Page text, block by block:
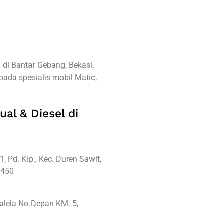
Bantar Gebang, Bekasi.
spesialis mobil Matic,
& Diesel di
Pd. Klp., Kec. Duren Sawit,
No.Depan KM. 5,